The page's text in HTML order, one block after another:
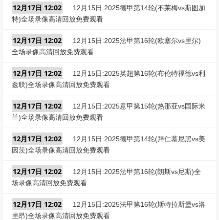
12月17日 12:02
12月15日:2025德甲第14轮(不莱梅vs斯图加
特)全场录像高清回放免费观看
12月17日 12:02
12月15日:2025法甲第16轮(欧塞尔vs里尔)
全场录像高清回放免费观看
12月17日 12:02
12月15日:2025英超第16轮(布伦特福德vs利
兹联)全场录像高清回放免费观看
12月17日 12:02
12月15日:2025意甲第15轮(热那亚vs国际米
兰)全场录像高清回放免费观看
12月17日 12:02
12月15日:2025德甲第14轮(拜仁慕尼黑vs美
因茨)全场录像高清回放免费观看
12月17日 12:02
12月15日:2025法甲第16轮(朗斯vs尼斯)全
场录像高清回放免费观看
12月17日 12:02
12月15日:2025法甲第16轮(斯特拉斯堡vs洛
里昂)全场录像高清回放免费观看